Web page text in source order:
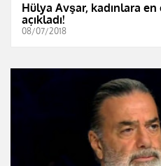
Hülya Avşar, kadınlara en
açıkladı!
08/07/2018